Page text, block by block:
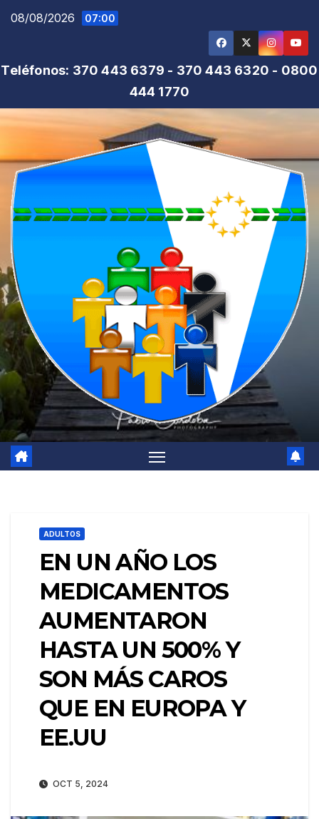
Saltar
08/08/2026 07:00
Teléfonos: 370 443 6379 - 370 443 6320 - 0800
444 1770
ADULTOS
EN UN AÑO LOS
MEDICAMENTOS
AUMENTARON
HASTA UN 500% Y
SON MÁS CAROS
QUE EN EUROPA Y
EE.UU
OCT 5, 2024